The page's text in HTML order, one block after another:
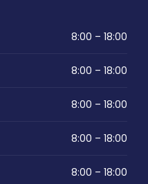
8:00 – 18:00
8:00 – 18:00
8:00 – 18:00
8:00 – 18:00
8:00 – 18:00